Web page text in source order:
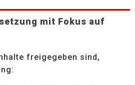
mit Fokus auf
freigegeben sind,